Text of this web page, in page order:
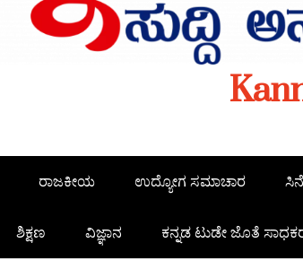
ರಾಜಕೀಯ ಉದ್ಯೋಗ ಸಮಾಚಾರ
ಶಿಕ್ಷಣ ವಿಜ್ಞಾನ ಕನ್ನಡ ಟುಡೇ ಜೊತೆ